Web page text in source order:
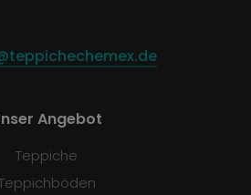
Angebot
Teppiche